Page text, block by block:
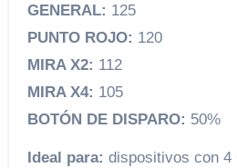
GENERAL: 125
PUNTO ROJO: 120
MIRA X2: 112
MIRA X4: 105
BOTÓN DE DISPARO: 50%
Ideal para: dispositivos con 4